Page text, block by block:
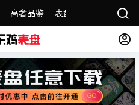
高奢品鉴 表盘合集 名表故事